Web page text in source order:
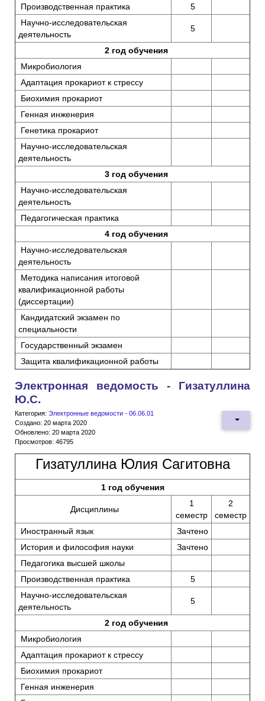
Производственная практика
5
Научно-исследовательская
деятельность
5
2 год обучения
Микробиология
Адаптация прокариот к стрессу
Биохимия прокариот
Генная инженерия
Генетика прокариот
Научно-исследовательская
деятельность
3 год обучения
Научно-исследовательская
деятельность
Педагогическая практика
4 год обучения
Научно-исследовательская
деятельность
Методика написания итоговой
квалификационной работы
(диссертации)
Кандидатский экзамен по
специальности
Государственный экзамен
Защита квалификационной работы
Электронная ведомость - Гизатуллина
Ю.С.
Категория: Электронные ведомости - 06.06.01
Создано: 20 марта 2020
Обновлено: 20 марта 2020
Просмотров: 46795
Гизатуллина Юлия Сагитовна
1 год обучения
Дисциплины
1
семестр
2
семестр
Иностранный язык
Зачтено
История и философия науки
Зачтено
Педагогика высшей школы
Производственная практика
5
Научно-исследовательская
деятельность
5
2 год обучения
Микробиология
Адаптация прокариот к стрессу
Биохимия прокариот
Генная инженерия